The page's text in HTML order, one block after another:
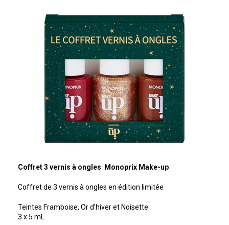
Coffret 3 vernis à ongles Monoprix Make-up
Coffret de 3 vernis à ongles en édition limitée
Teintes Framboise, Or d’hiver et Noisette
3 x 5 mL